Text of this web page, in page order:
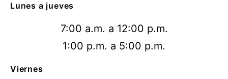
Lunes a jueves
7:00 a.m. a 12:00 p.m.
1:00 p.m. a 5:00 p.m.
Viernes